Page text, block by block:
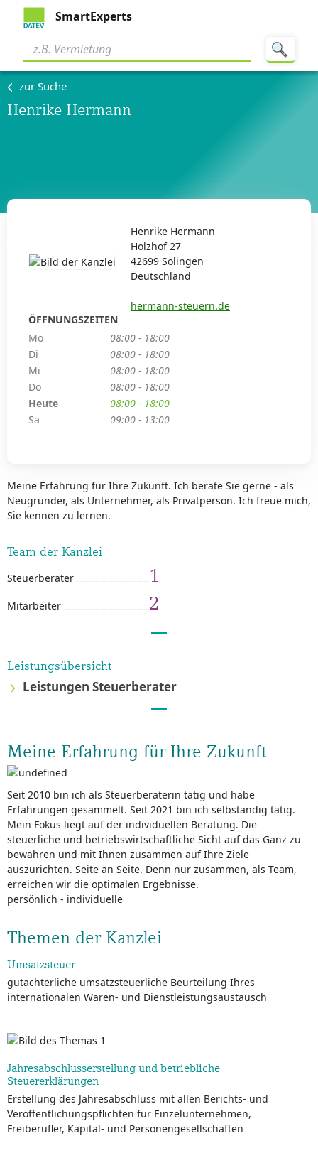
SmartExperts
zur Suche
Henrike Hermann
Meine Erfahrung für Ihre Zukunft. Ich berate Sie gerne - als
Neugründer, als Unternehmer, als Privatperson. Ich freue mich,
Sie kennen zu lernen.
Team der Kanzlei
Steuerberater 1
Mitarbeiter 2
Leistungsübersicht
Leistungen Steuerberater
Meine Erfahrung für Ihre Zukunft
Seit 2010 bin ich als Steuerberaterin tätig und habe
Erfahrungen gesammelt. Seit 2021 bin ich selbständig tätig.
Mein Fokus liegt auf der individuellen Beratung. Die
steuerliche und betriebswirtschaftliche Sicht auf das Ganz zu
bewahren und mit Ihnen zusammen auf Ihre Ziele
auszurichten. Seite an Seite. Denn nur zusammen, als Team,
erreichen wir die optimalen Ergebnisse.
persönlich - individuelle
Themen der Kanzlei
Umsatzsteuer
gutachterliche umsatzsteuerliche Beurteilung Ihres
internationalen Waren- und Dienstleistungsaustausch
Jahresabschlusserstellung und betriebliche
Steuererklärungen
Erstellung des Jahresabschluss mit allen Berichts- und
Veröffentlichungspflichten für Einzelunternehmen,
Freiberufler, Kapital- und Personengesellschaften
Henrike Hermann
Holzhof 27
42699 Solingen
Deutschland
hermann-steuern.de
ÖFFNUNGSZEITEN
Mo
08:00 - 18:00
Di
08:00 - 18:00
Mi
08:00 - 18:00
Do
08:00 - 18:00
Heute
08:00 - 18:00
Sa
09:00 - 13:00